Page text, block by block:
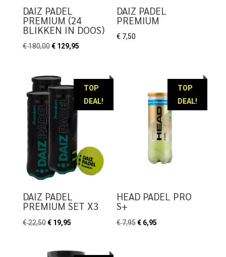
DAIZ PADEL
PREMIUM (24
BLIKKEN IN DOOS)
€180,00 Oorspronkelijke
€ 180,00.
€129,95Huidige
€ 129,95.
DAIZ PADEL
PREMIUM
€ 7,50
TOP
DEAL!
DAIZ PADEL
PREMIUM SET X3
€22,50 Oorspronkelijke
€19,95Huidige
TOP
DEAL!
HEAD PADEL PRO
S+
€7,95Oorspronkelijke
€ 6,95